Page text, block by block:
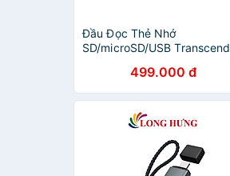
Đầu Đọc Thẻ Nhớ
SD/microSD/USB Transcend
Version - Hàng Chính Hãng
499.000 đ